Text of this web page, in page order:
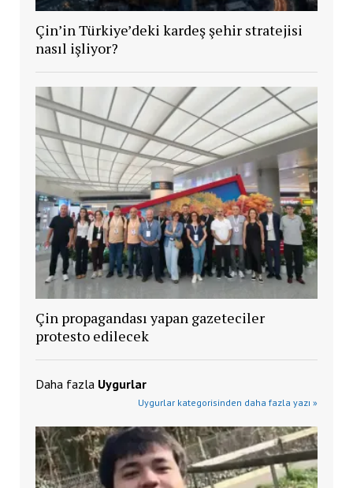
Çin’in Türkiye’deki kardeş şehir stratejisi
nasıl işliyor?
Çin propagandası yapan gazeteciler
protesto edilecek
Daha fazla Uygurlar
Uygurlar kategorisinden daha fazla yazı »